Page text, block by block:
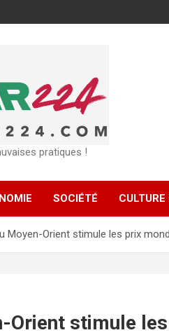
pratiques !
SOCIÉTÉ
Moyen-Orient stimule les prix
Orient stimule